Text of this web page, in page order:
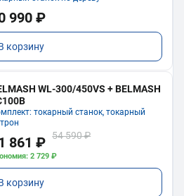
990 ₽
корзину
WL-300/450VS + BELMASH
токарный станок, токарный
861 ₽ 54 590 ₽
2 729 ₽
корзину